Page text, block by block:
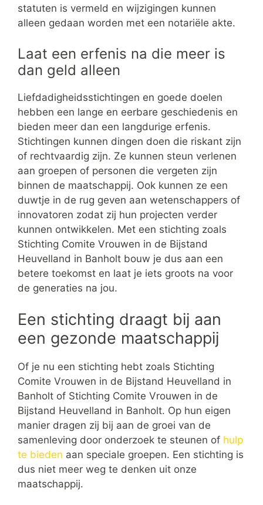
statuten is vermeld en wijzigingen kunnen
alleen gedaan worden met een notariële akte.
Laat een erfenis na die meer is
dan geld alleen
Liefdadigheidsstichtingen en goede doelen
hebben een lange en eerbare geschiedenis en
bieden meer dan een langdurige erfenis.
Stichtingen kunnen dingen doen die riskant zijn
of rechtvaardig zijn. Ze kunnen steun verlenen
aan groepen of personen die vergeten zijn
binnen de maatschappij. Ook kunnen ze een
duwtje in de rug geven aan wetenschappers of
innovatoren zodat zij hun projecten verder
kunnen ontwikkelen. Met een stichting zoals
Stichting Comite Vrouwen in de Bijstand
Heuvelland in Banholt bouw je dus aan een
betere toekomst en laat je iets groots na voor
de generaties na jou.
Een stichting draagt bij aan
een gezonde maatschappij
Of je nu een stichting hebt zoals Stichting
Comite Vrouwen in de Bijstand Heuvelland in
Banholt of Stichting Comite Vrouwen in de
Bijstand Heuvelland in Banholt. Op hun eigen
manier dragen zij bij aan de groei van de
samenleving door onderzoek te steunen of hulp
te bieden aan speciale groepen. Een stichting is
dus niet meer weg te denken uit onze
maatschappij.